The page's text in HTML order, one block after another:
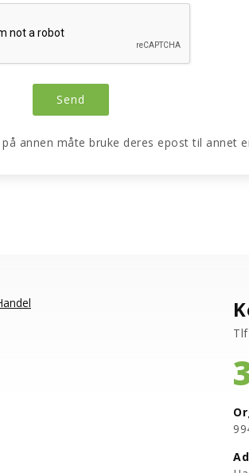
annen måte bruke deres epost til annet